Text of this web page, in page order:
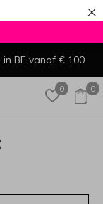
×
0 0
BE vanaf € 100